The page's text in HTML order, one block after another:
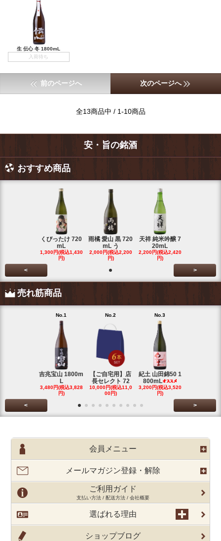
生 伝心 冬 1800mL
入荷待ち
前のページへ 次のページへ
全13商品中 / 1-10商品
安・旨の銘酒
おすすめ商品
くびったけ 720
mL
1,300円(税込1,430
円)
雨橘 愛山 黒 720
mL う
2,000円(税込2,200
円)
天祥 純米吟醸 7
20mL
2,200円(税込2,420
円)
< >
売れ筋商品
No.1
吉兆宝山 1800m
L
3,480円(税込3,828
円)
No.2
【ご自宅用】店
長セレクト 72
10,000円(税込11,0
00円)
No.3
紀土 山田錦50 1
800mL
3,200円(税込3,520
円)
< >
会員メニュー
メールマガジン登録・解除
ご利用ガイド
支払い方法 / 配送方法 / 会社概要
選ばれる理由
ショップブログ